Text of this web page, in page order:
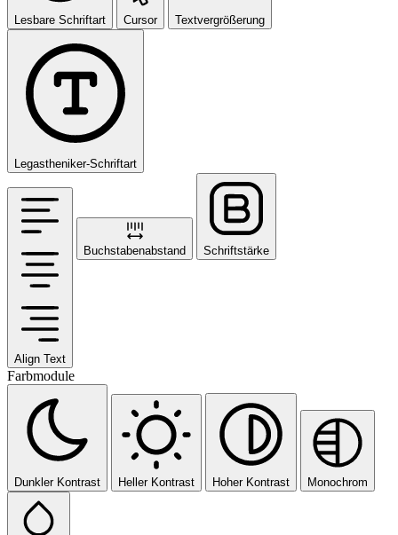
Lesbare Schriftart Cursor Textvergrößerung
Legastheniker-Schriftart
Align Text
Buchstabenabstand Schriftstärke
Farbmodule
Dunkler Kontrast Heller Kontrast Hoher Kontrast Monochrom